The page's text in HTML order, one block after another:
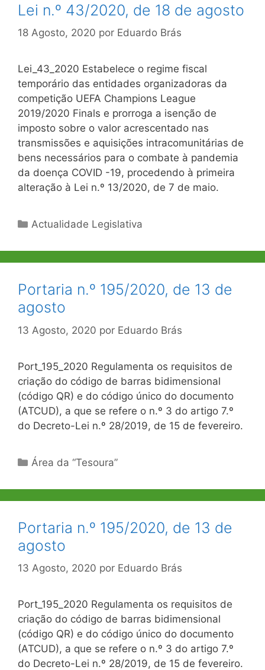
Lei n.º 43/2020, de 18 de agosto
18 Agosto, 2020 por Eduardo Brás
Lei_43_2020 Estabelece o regime fiscal
temporário das entidades organizadoras da
competição UEFA Champions League
2019/2020 Finals e prorroga a isenção de
imposto sobre o valor acrescentado nas
transmissões e aquisições intracomunitárias de
bens necessários para o combate à pandemia
da doença COVID -19, procedendo à primeira
alteração à Lei n.º 13/2020, de 7 de maio.
Categorias
Actualidade Legislativa
Portaria n.º 195/2020, de 13 de
agosto
13 Agosto, 2020 por Eduardo Brás
Port_195_2020 Regulamenta os requisitos de
criação do código de barras bidimensional
(código QR) e do código único do documento
(ATCUD), a que se refere o n.º 3 do artigo 7.º
do Decreto-Lei n.º 28/2019, de 15 de fevereiro.
Categorias
Área da “Tesoura”
Portaria n.º 195/2020, de 13 de
agosto
13 Agosto, 2020 por Eduardo Brás
Port_195_2020 Regulamenta os requisitos de
criação do código de barras bidimensional
(código QR) e do código único do documento
(ATCUD), a que se refere o n.º 3 do artigo 7.º
do Decreto-Lei n.º 28/2019, de 15 de fevereiro.